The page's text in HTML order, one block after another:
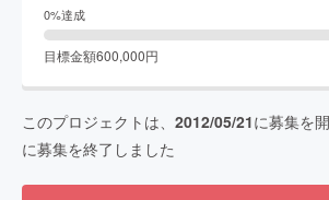
0%達成
目標金額600,000円
このプロジェクトは、 2012/05/21に募集を
に募集を終了しました